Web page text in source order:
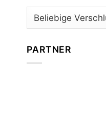
PARTNER